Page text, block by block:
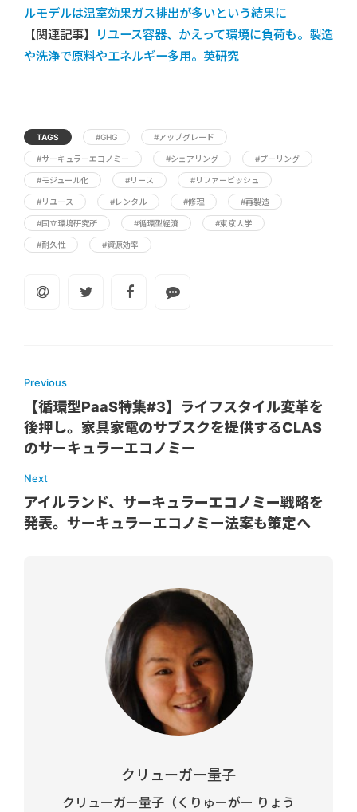
ルモデルは温室効果ガス排出が多いという結果に
【関連記事】
リユース容器、かえって環境に負荷も。製造
や洗浄で原料やエネルギー多用。英研究
TAGS #GHG #アップグレード
#サーキュラーエコノミー #シェアリング #プーリング
#モジュール化 #リース #リファービッシュ
#リユース #レンタル #修理 #再製造
#国立環境研究所 #循環型経済 #東京大学
#耐久性 #資源効率
Previous
【循環型PaaS特集#3】ライフスタイル変革を
後押し。家具家電のサブスクを提供するCLAS
のサーキュラーエコノミー
Next
アイルランド、サーキュラーエコノミー戦略を
発表。サーキュラーエコノミー法案も策定へ
クリューガー量子
クリューガー量子（くりゅーがー りょう